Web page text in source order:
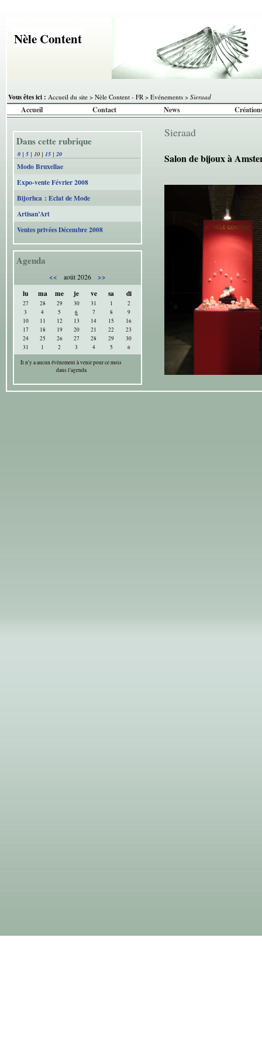
Nèle Content
Vous êtes ici : Accueil du site > Nèle Content - FR > Evénements > Sieraad
Accueil Contact News
Dans cette rubrique
0 | 5 | 10 | 15 | 20
Modo Bruxellae
Expo-vente Février 2008
Bijorhca : Eclat de Mode
Artisan’Art
Ventes privées Décembre 2008
Agenda
<< août 2026
>>
lu
ma me je ve sa di
27 28 29 30 31 1
2
3
4 5 6 7 8
9
10
11 12 13 14 15
16
17
18 19 20 21 22
23
24
25 26 27 28 29
30
31
1 2 3 4 5
6
Il n'y a aucun évènement à venir pour ce mois
dans l'agenda
Sieraad
Salon de bijoux à